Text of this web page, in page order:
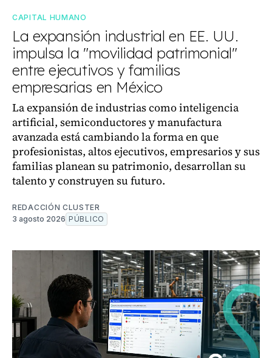
CAPITAL HUMANO
La expansión industrial en EE. UU.
impulsa la "movilidad patrimonial"
entre ejecutivos y familias
empresarias en México
La expansión de industrias como inteligencia
artificial, semiconductores y manufactura
avanzada está cambiando la forma en que
profesionistas, altos ejecutivos, empresarios y sus
familias planean su patrimonio, desarrollan su
talento y construyen su futuro.
REDACCIÓN CLUSTER
3 agosto 2026 PÚBLICO